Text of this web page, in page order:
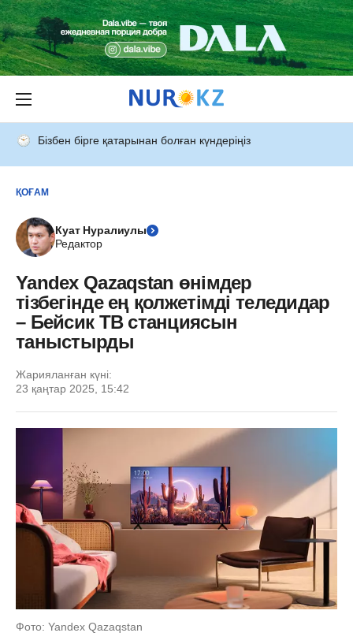
Бізбен бірге қатарынан болған күндеріңіз
ҚОҒАМ
Куат Нуралиулы
Редактор
Yandex Qazaqstan өнімдер
тізбегінде ең қолжетімді теледидар
– Бейсик ТВ станциясын
таныстырды
Жарияланған күні:
23 қаңтар 2025, 15:42
Фото: Yandex Qazaqstan